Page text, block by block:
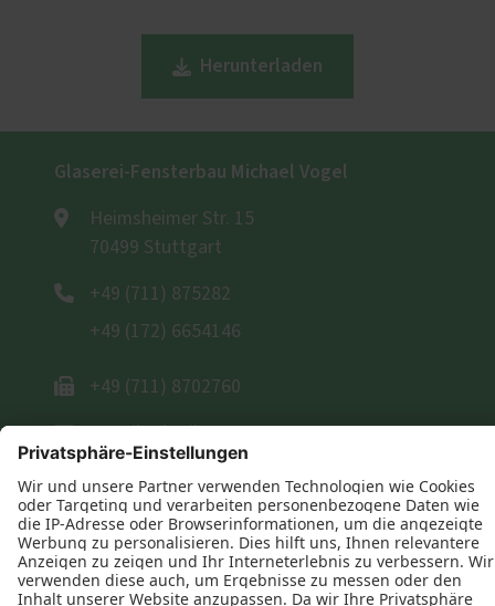
Herunterladen
Glaserei-Fensterbau Michael Vogel
Heimsheimer Str. 15
70499 Stuttgart
+49 (711) 875282
+49 (172) 6654146
+49 (711) 8702760
Öffnungszeiten
Montag-Freitag:
07:00 - 12:00